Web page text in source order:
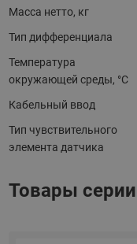
Масса нетто, кг
Тип дифференциала
Температура
окружающей среды, °С
Кабельный ввод
Тип чувствительного
элемента датчика
Товары серии